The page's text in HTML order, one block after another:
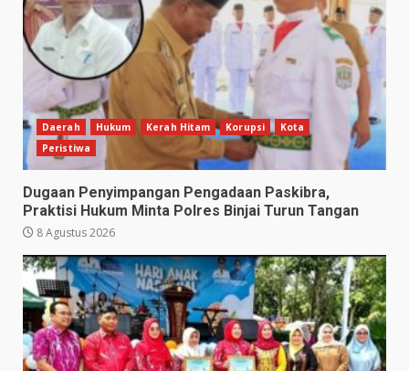
Daerah Hukum Kerah Hitam Korupsi
Kota
Peristiwa
Dugaan Penyimpangan Pengadaan Paskibra,
Praktisi Hukum Minta Polres Binjai Turun Tangan
8 Agustus 2026